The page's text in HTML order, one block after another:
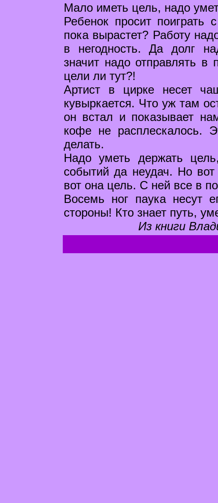
Мало иметь цель, надо
Ребенок просит
пока вырастет? Работу
в негодность. Да долг
значит надо отправлять
цели ли тут?!
Артист в цирке несет
кувыркается. Что уж там
он встал и показывает
кофе не расплескалось.
делать.
Надо уметь держать
событий да неудач. Но
вот она цель. C ней все в
Восемь ног паука несут
стороны! Кто знает путь,
Из книги